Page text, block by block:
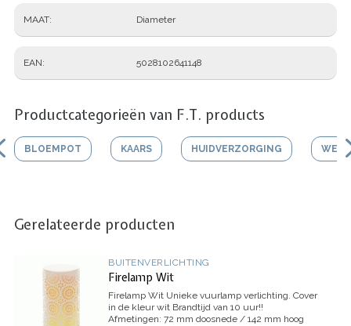
MAAT Diameter
EAN 5028102641148
Productcategorieën van F.T. products
BLOEMPOT KAARS HUIDVERZORGING
Gerelateerde producten
BUITENVERLICHTING
Firelamp Wit
Firelamp Wit Unieke vuurlamp verlichting. Cover
in de kleur wit Brandtijd van 10 uur!!
Afmetingen: 72 mm doosnede / 142 mm hoog